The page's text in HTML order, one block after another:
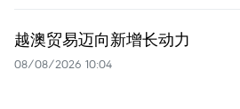
越澳贸易迈向新增长动力
08/08/2026 10:04